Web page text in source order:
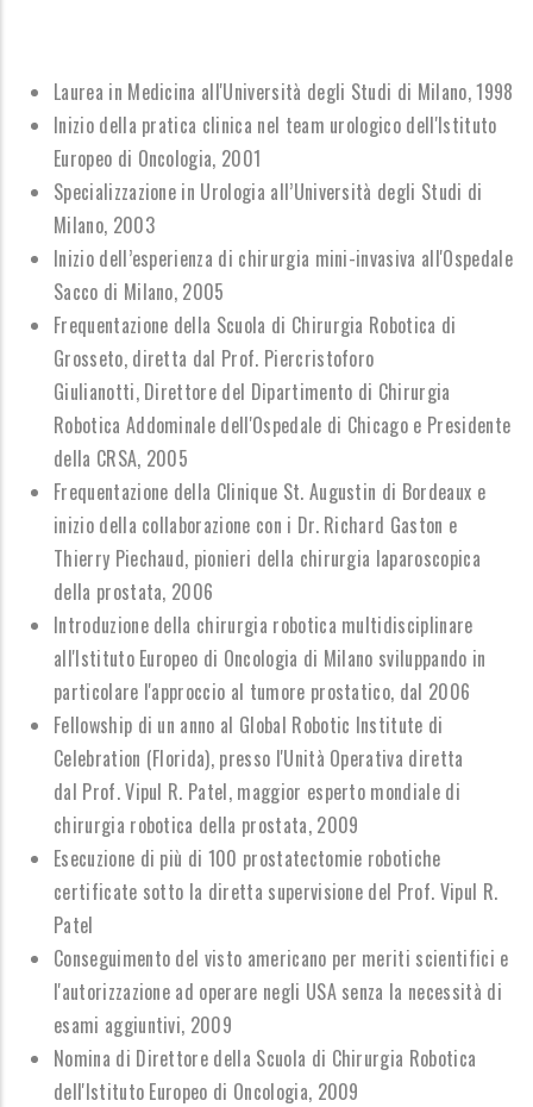
Laurea in Medicina all'Università degli Studi di Milano, 1998
Inizio della pratica clinica nel team urologico dell'Istituto
Europeo di Oncologia, 2001
Specializzazione in Urologia all’Università degli Studi di
Milano, 2003
Inizio dell’esperienza di chirurgia mini-invasiva all'Ospedale
Sacco di Milano, 2005
Frequentazione della Scuola di Chirurgia Robotica di
Grosseto, diretta dal Prof. Piercristoforo
Giulianotti, Direttore del Dipartimento di Chirurgia
Robotica Addominale dell'Ospedale di Chicago e Presidente
della CRSA, 2005
Frequentazione della Clinique St. Augustin di Bordeaux e
inizio della collaborazione con i Dr. Richard Gaston e
Thierry Piechaud, pionieri della chirurgia laparoscopica
della prostata, 2006
Introduzione della chirurgia robotica multidisciplinare
all'Istituto Europeo di Oncologia di Milano sviluppando in
particolare l'approccio al tumore prostatico, dal 2006
Fellowship di un anno al Global Robotic Institute di
Celebration (Florida), presso l'Unità Operativa diretta
dal Prof. Vipul R. Patel, maggior esperto mondiale di
chirurgia robotica della prostata, 2009
Esecuzione di più di 100 prostatectomie robotiche
certificate sotto la diretta supervisione del Prof. Vipul R.
Patel
Conseguimento del visto americano per meriti scientifici e
l'autorizzazione ad operare negli USA senza la necessità di
esami aggiuntivi, 2009
Nomina di Direttore della Scuola di Chirurgia Robotica
dell'Istituto Europeo di Oncologia, 2009